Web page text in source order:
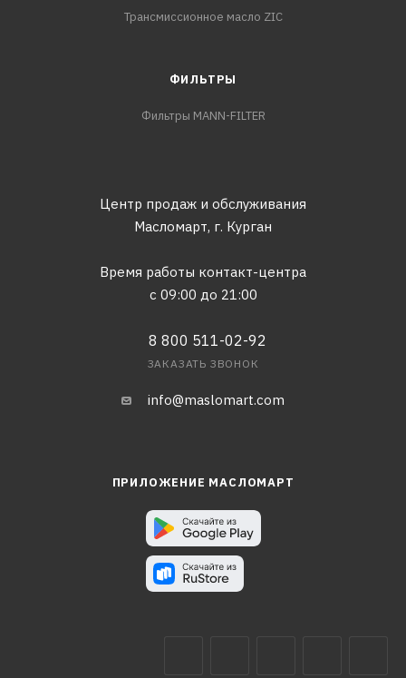
Трансмиссионное масло ZIC
ФИЛЬТРЫ
Фильтры MANN-FILTER
Центр продаж и обслуживания
Масломарт, г. Курган
Время работы контакт-центра
с 09:00 до 21:00
8 800 511-02-92
ЗАКАЗАТЬ ЗВОНОК
info@maslomart.com
ПРИЛОЖЕНИЕ МАСЛОМАРТ